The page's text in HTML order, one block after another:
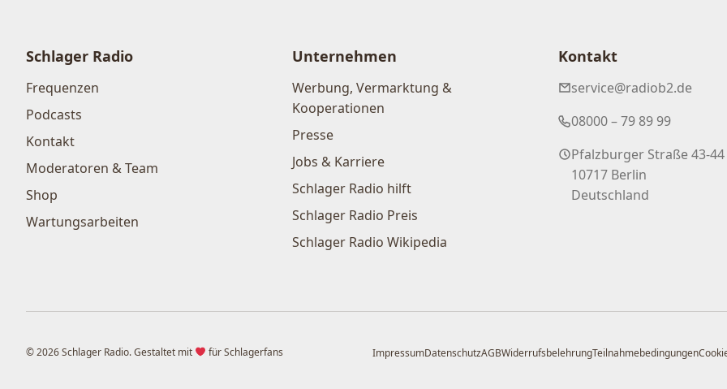
Schlager Radio
Frequenzen
Podcasts
Kontakt
Moderatoren & Team
Shop
Wartungsarbeiten
Unternehmen
Werbung, Vermarktung &
Kooperationen
Presse
Jobs & Karriere
Schlager Radio hilft
Schlager Radio Preis
Schlager Radio Wikipedia
Kontakt
service@radiob2.de
08000 – 79 89 99
Pfalzburger Straße 43-44
10717 Berlin
Deutschland
© 2026 Schlager Radio. Gestaltet mit für Schlagerfans ImpressumDatenschutzAGBWiderrufsbelehrungTeilnahmebedingungen